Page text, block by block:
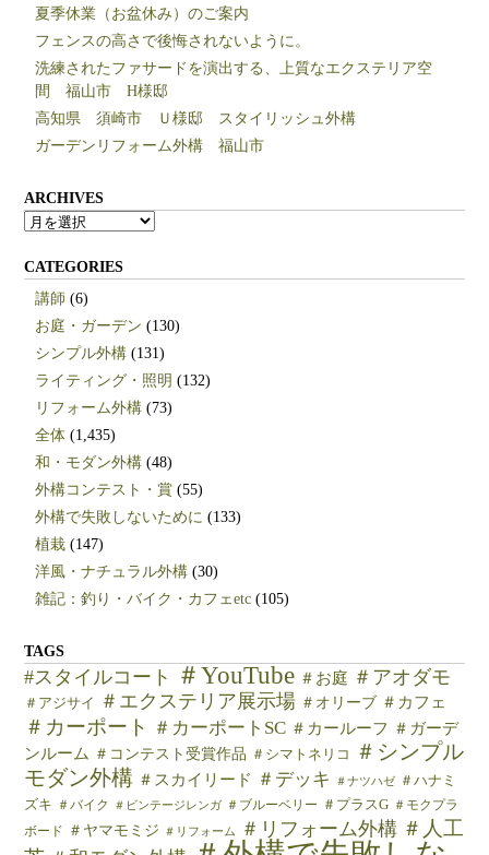
夏季休業（お盆休み）のご案内
フェンスの高さで後悔されないように。
洗練されたファサードを演出する、上質なエクステリア空
間 福山市 H様邸
高知県 須崎市 Ｕ様邸 スタイリッシュ外構
ガーデンリフォーム外構 福山市
ARCHIVES
ARCHIVES
CATEGORIES
講師 (6)
お庭・ガーデン (130)
シンプル外構 (131)
ライティング・照明 (132)
リフォーム外構 (73)
全体 (1,435)
和・モダン外構 (48)
外構コンテスト・賞 (55)
外構で失敗しないために (133)
植栽 (147)
洋風・ナチュラル外構 (30)
雑記：釣り・バイク・カフェetc (105)
TAGS
#スタイルコート ＃YouTube ＃お庭 ＃アオダモ
＃アジサイ ＃エクステリア展示場 ＃オリーブ ＃カフェ
＃カーポート ＃カーポートSC ＃カールーフ ＃ガーデ
ンルーム ＃コンテスト受賞作品 ＃シマトネリコ
＃シンプル
モダン外構 ＃スカイリード ＃デッキ ＃ナツハゼ
＃ハナミ
ズキ ＃バイク ＃ビンテージレンガ ＃ブルーベリー ＃プラスG ＃モクプラ
ボード ＃ヤマモミジ ＃リフォーム ＃リフォーム外構 ＃人工